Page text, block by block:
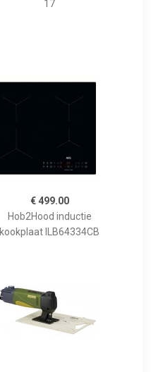
17
€ 499.00
Hob2Hood inductie
kookplaat ILB64334CB